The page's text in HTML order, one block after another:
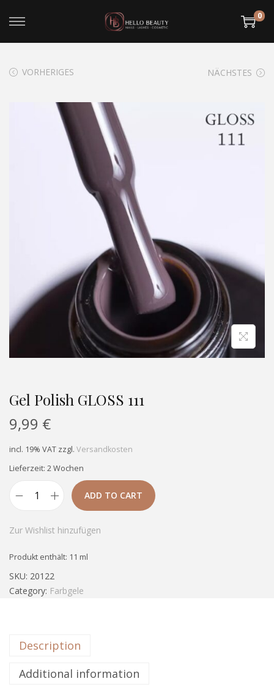
0
VORHERIGES NÄCHSTES
Gel Polish GLOSS 111
9,99 €
incl. 19% VAT zzgl. Versandkosten
Lieferzeit: 2 Wochen
ADD TO CART
Zur Wishlist hinzufügen
Produkt enthält: 11 ml
SKU: 20122
Category: Farbgele
Description
Additional information